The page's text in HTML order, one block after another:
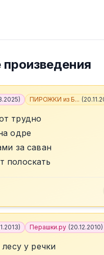
) ПИРОЖКИ из Б... (
трудно
одре
за саван
полоскать
) Перашки.ру (20.12.2010)
у речки